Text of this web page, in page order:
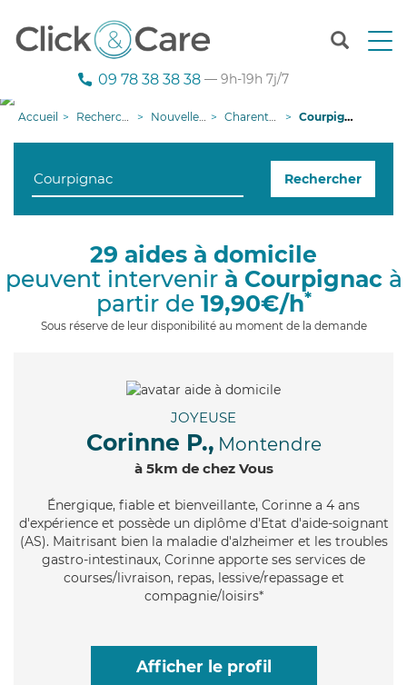
T
n
g
i
09 78 38 38 38 — 9h-19h 7j/7
Accueil Recherche aide à domicile Nouvelle-Aquitaine Charente-Maritime Courpignac
Rechercher
29 aides à domicile
peuvent intervenir à Courpignacà
partir de 19,90€/h*
Sous réserve de leur disponibilité au moment de la demande
JOYEUSE
Corinne P., Montendre
à 5km de chez Vous
Énergique, fiable et bienveillante, Corinne a 4 ans
d'expérience et possède un diplôme d'Etat d'aide-soignant
(AS). Maitrisant bien la maladie d'alzheimer et les troubles
gastro-intestinaux, Corinne apporte ses services de
courses/livraison, repas, lessive/repassage et
compagnie/loisirs*
Afficher le profil